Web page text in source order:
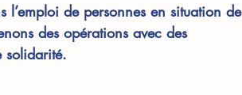
l’emploi de personnes en situation de
des opérations avec des
solidarité.